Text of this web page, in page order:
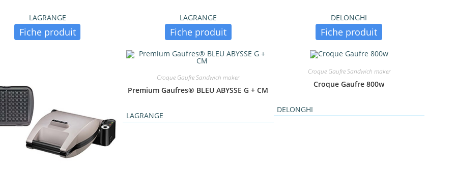
LAGRANGE
Fiche produit
LAGRANGE
Fiche produit
Croque Gaufre Sandwich maker
Premium Gaufres® BLEU ABYSSE G + CM
LAGRANGE
DELONGHI
Fiche produit
Croque Gaufre Sandwich maker
Croque Gaufre 800w
DELONGHI